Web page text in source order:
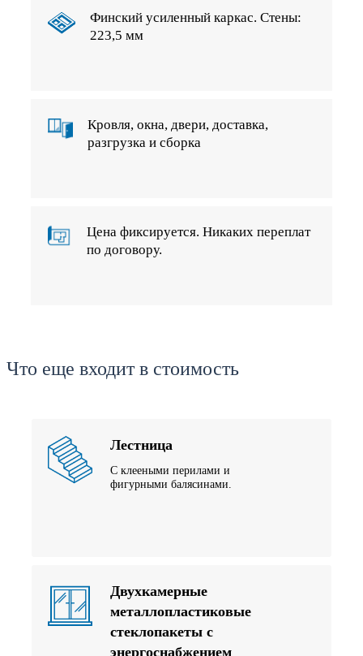
Финский усиленный каркас. Стены:
223,5 мм
Кровля, окна, двери, доставка,
разгрузка и сборка
Цена фиксируется. Никаких переплат
по договору.
Что еще входит в стоимость
Лестница
С клееными перилами и
фигурными балясинами.
Двухкамерные
металлопластиковые
стеклопакеты с
энергоснабжением